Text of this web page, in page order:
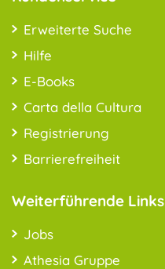
Erweiterte Suche
Hilfe
E-Books
Carta della Cultura
Registrierung
Barrierefreiheit
Weiterführende Links
Jobs
Athesia Gruppe